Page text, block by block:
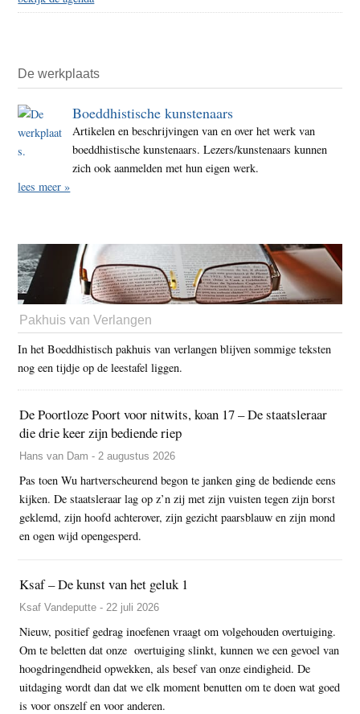
De werkplaats
Boeddhistische kunstenaars
Artikelen en beschrijvingen van en over het werk van
boeddhistische kunstenaars. Lezers/kunstenaars kunnen
zich ook aanmelden met hun eigen werk.
lees meer »
Pakhuis van Verlangen
In het Boeddhistisch pakhuis van verlangen blijven sommige teksten
nog een tijdje op de leestafel liggen.
De Poortloze Poort voor nitwits, koan 17 – De staatsleraar
die drie keer zijn bediende riep
Hans van Dam - 2 augustus 2026
Pas toen Wu hartverscheurend begon te janken ging de bediende eens
kijken. De staatsleraar lag op z’n zij met zijn vuisten tegen zijn borst
geklemd, zijn hoofd achterover, zijn gezicht paarsblauw en zijn mond
en ogen wijd opengesperd.
Ksaf – De kunst van het geluk 1
Ksaf Vandeputte - 22 juli 2026
Nieuw, positief gedrag inoefenen vraagt om volgehouden overtuiging.
Om te beletten dat onze overtuiging slinkt, kunnen we een gevoel van
hoogdringendheid opwekken, als besef van onze eindigheid. De
uitdaging wordt dan dat we elk moment benutten om te doen wat goed
is voor onszelf en voor anderen.